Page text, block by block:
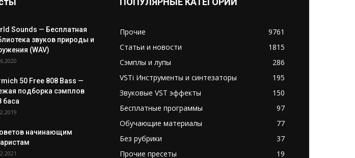
Sounds — Бесплатная
звуков природы и
(WAV)
50 Free 808 Bass —
подборка сэмплов
баса
начинающим
Прочие
9761
Статьи и новости
1815
Сэмплы и лупы
286
VSTi Инструменты и синтезаторы
195
Звуковые VST эффекты
150
Бесплатные программы
97
Обучающие материалы
77
Без рубрики
37
Прочие пресеты
19